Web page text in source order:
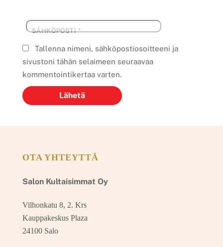
SÄHKÖPOSTI*
Tallenna nimeni, sähköpostiosoitteeni ja
sivustoni tähän selaimeen seuraavaa
kommentointikertaa varten.
OTA YHTEYTTÄ
Salon Kultaisimmat Oy
Vilhonkatu 8, 2. Krs
Kauppakeskus Plaza
24100 Salo